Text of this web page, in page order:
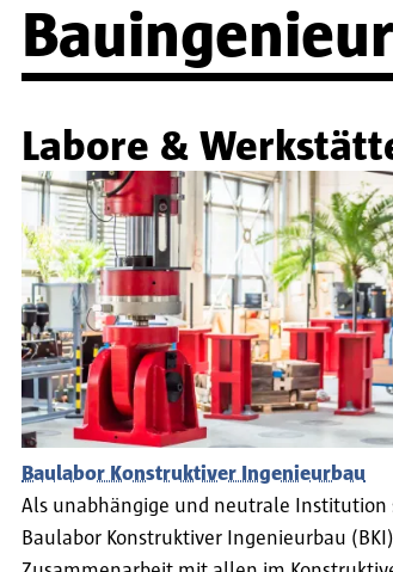
Labore &
Baulabor Konstruktiver Ingenieurbau
Als unabhängige und neutrale Institution
Baulabor Konstruktiver Ingenieurbau